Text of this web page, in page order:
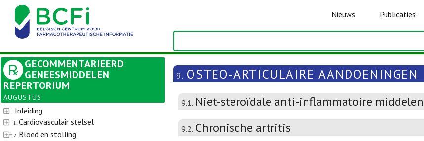
Nieuws Publicaties
GECOMMENTARIEERD
GENEESMIDDELEN
REPERTORIUM
AUGUSTUS
Inleiding
1. Cardiovasculair stelsel
2. Bloed en stolling
9. OSTEO-ARTICULAIRE AANDOENINGEN
9.1. Niet-steroïdale anti-inflammatoire middelen
9.2. Chronische artritis